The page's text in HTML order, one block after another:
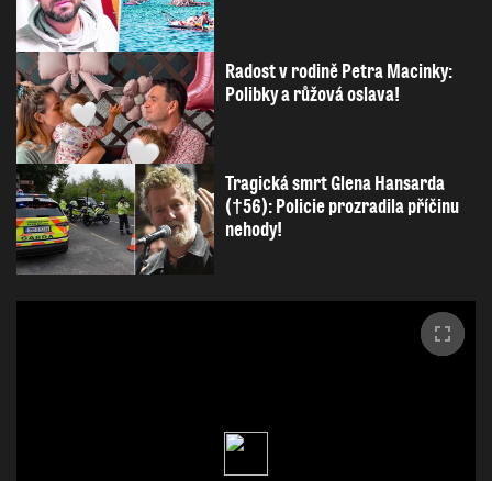
Radost v rodině Petra Macinky:
Polibky a růžová oslava!
Tragická smrt Glena Hansarda
(†56): Policie prozradila příčinu
nehody!